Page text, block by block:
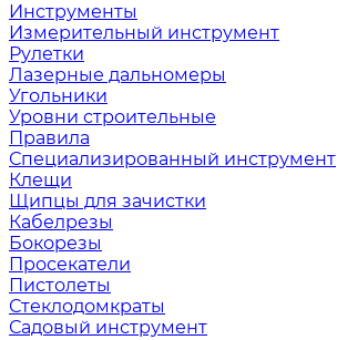
Инструменты
Измерительный инструмент
Рулетки
Лазерные дальномеры
Угольники
Уровни строительные
Правила
Специализированный инструмент
Клещи
Щипцы для зачистки
Кабелрезы
Бокорезы
Просекатели
Пистолеты
Стеклодомкраты
Садовый инструмент